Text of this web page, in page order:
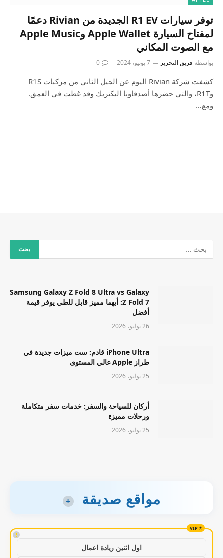
توفر سيارات R1 EV الجديدة من Rivian دعمًا
لمفتاح السيارة Apple Wallet وApple Music
مع الصوت المكاني
بواسطة فريق التحرير 7 يونيو، 2024 0
كشفت شركة Rivian اليوم عن الجيل الثاني من مركبات R1S
وR1T، والتي حضرها أصدقاؤنا اليكتريك وقد غطت في العمق.
ومع…
Samsung Galaxy Z Fold 8 Ultra vs Galaxy
Z Fold 7: أيهما مميز قابل للطي يوفر قيمة
أفضل
26 يوليو، 2026
iPhone Ultra قادم: ست ميزات جديدة في
طراز Apple عالي المستوى
25 يوليو، 2026
أركان للسياحة والسفر: خدمات سفر متكاملة
ورحلات مميزة
25 يوليو، 2026
مواقع صديقة +
!
اول اثنين ريادة اعمال